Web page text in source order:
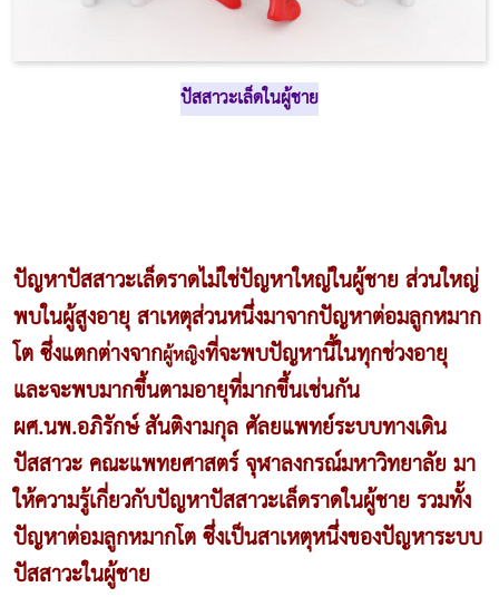
ปัสสาวะเล็ดในผู้ชาย
ปัญหาปัสสาวะเล็ดราดไม่ใช่ปัญหาใหญ่ในผู้ชาย ส่วนใหญ่
พบในผู้สูงอายุ สาเหตุส่วนหนึ่งมาจากปัญหาต่อมลูกหมาก
โต ซึ่งแตกต่างจากผู้หญิงที่จะพบปัญหานี้ในทุกช่วงอายุ
และจะพบมากขึ้นตามอายุที่มากขึ้นเช่นกัน
ผศ.นพ.อภิรักษ์ สันติงามกุล ศัลยแพทย์ระบบทางเดิน
ปัสสาวะ คณะแพทยศาสตร์ จุฬาลงกรณ์มหาวิทยาลัย มา
ให้ความรู้เกี่ยวกับปัญหาปัสสาวะเล็ดราดในผู้ชาย รวมทั้ง
ปัญหาต่อมลูกหมากโต ซึ่งเป็นสาเหตุหนึ่งของปัญหาระบบ
ปัสสาวะในผู้ชาย